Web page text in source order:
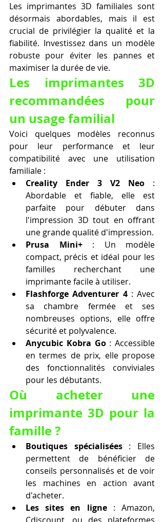
Les imprimantes 3D familiales sont
désormais abordables, mais il est
crucial de privilégier la qualité et la
fiabilité. Investissez dans un modèle
robuste pour éviter les pannes et
maximiser la durée de vie.
Les imprimantes 3D
recommandées pour
un usage familial
Voici quelques modèles reconnus
pour leur performance et leur
compatibilité avec une utilisation
familiale :
Creality Ender 3 V2 Neo :
Abordable et fiable, elle est
parfaite pour débuter dans
l'impression 3D tout en offrant
une grande qualité d'impression.
Prusa Mini+ : Un modèle
compact, précis et idéal pour les
familles recherchant une
imprimante facile à utiliser.
Flashforge Adventurer 4 : Avec
sa chambre fermée et ses
nombreuses options, elle offre
sécurité et polyvalence.
Anycubic Kobra Go : Accessible
en termes de prix, elle propose
des fonctionnalités conviviales
pour les débutants.
Où acheter une
imprimante 3D pour la
famille ?
Boutiques spécialisées : Elles
permettent de bénéficier de
conseils personnalisés et de voir
les machines en action avant
d'acheter.
Les sites en ligne : Amazon,